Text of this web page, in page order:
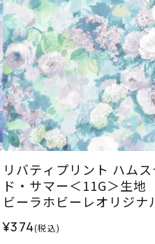
リバティプリント ハムス
ド・サマー＜11G＞生地
ビーラホビーレオリジナ
¥374(税込)